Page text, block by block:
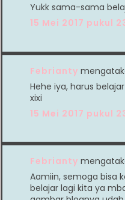
Yukk sama-sama
15 Mei 2017 pukul
Febrianty
Hehe iya, harus
xixi
15 Mei 2017 pukul
Febrianty
Aamiin, semoga bisa
belajar lagi kita ya